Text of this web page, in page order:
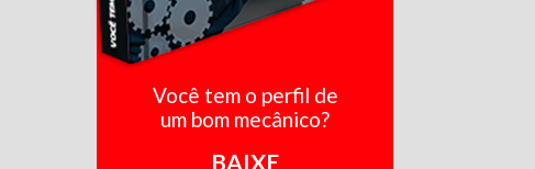
Você tem o perfil de
um bom mecânico?
BAIXE